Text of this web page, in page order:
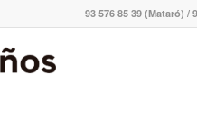
93 576 85 39 (Mataró) /